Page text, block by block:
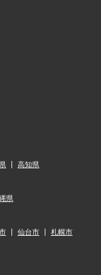
高知県
県
仙台市 札幌市